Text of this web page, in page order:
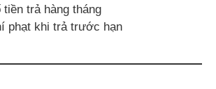
tiền trả hàng tháng
phạt khi trả trước hạn